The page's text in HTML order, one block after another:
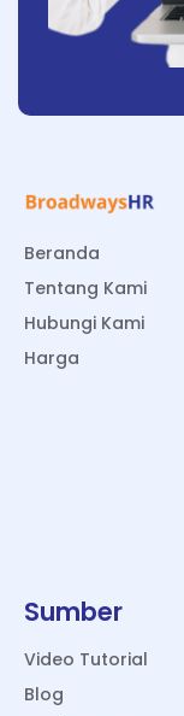
Beranda
Tentang Kami
Hubungi Kami
Harga
Sumber
Video Tutorial
Blog